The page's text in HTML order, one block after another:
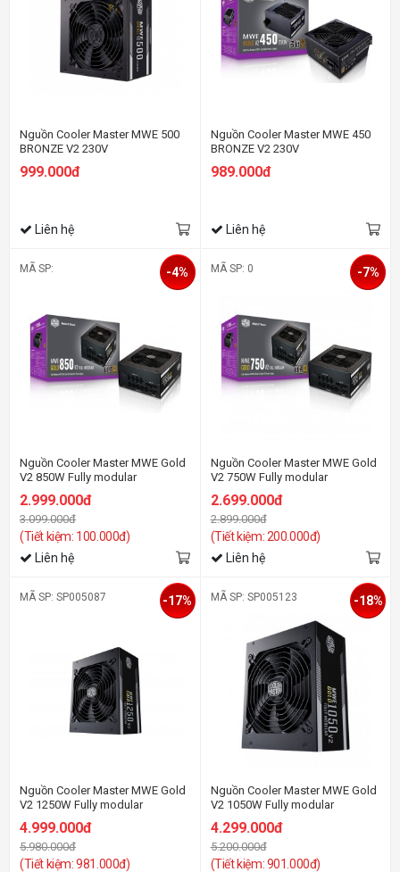
Nguồn Cooler Master MWE 500
BRONZE V2 230V
999.000đ
Liên hệ
Nguồn Cooler Master MWE 450
BRONZE V2 230V
989.000đ
Liên hệ
MÃ SP:
Nguồn Cooler Master MWE Gold
V2 850W Fully modular
2.999.000đ
3.099.000đ
(Tiết kiệm: 100.000đ)
-4%
Liên hệ
MÃ SP: 0
Nguồn Cooler Master MWE Gold
V2 750W Fully modular
2.699.000đ
2.899.000đ
(Tiết kiệm: 200.000đ)
-7%
Liên hệ
MÃ SP: SP005087
Nguồn Cooler Master MWE Gold
V2 1250W Fully modular
4.999.000đ
5.980.000đ
(Tiết kiệm: 981.000đ)
-17% MÃ SP: SP005123
Nguồn Cooler Master MWE Gold
V2 1050W Fully modular
4.299.000đ
5.200.000đ
(Tiết kiệm: 901.000đ)
-18%